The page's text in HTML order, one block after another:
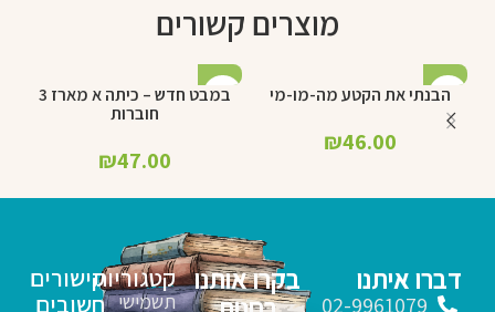
מוצרים קשורים
הבנתי את הקטע מה-מו-מי
₪46.00
במבט חדש – כיתה א מארז 3
חוברות
₪47.00
קטגוריות
תשמישי
קישורים
חשובים
דברו איתנו
02-9961079
בקרו אותנו